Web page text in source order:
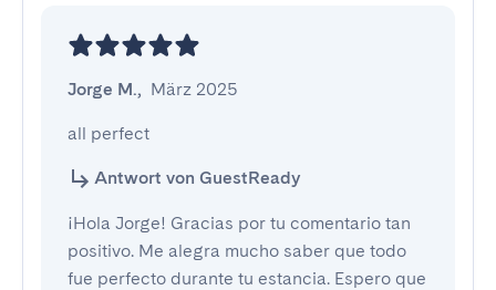
Jorge M., März 2025
all perfect
Antwort von GuestReady
¡Hola Jorge! Gracias por tu comentario tan
positivo. Me alegra mucho saber que todo
fue perfecto durante tu estancia. Espero que